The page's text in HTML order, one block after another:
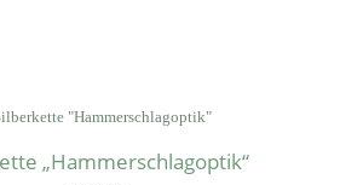
„Hammerschlagoptik“